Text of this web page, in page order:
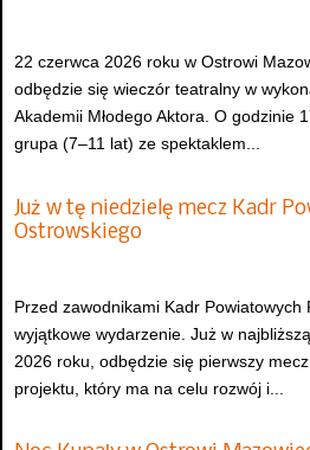
22 czerwca 2026 roku w Ostrowi
odbędzie się wieczór teatralny w
Akademii Młodego Aktora. O godzinie
grupa (7–11 lat) ze spektaklem...
Już w tę niedzielę mecz Kadr
Ostrowskiego
Przed zawodnikami Kadr Powiatowych
wyjątkowe wydarzenie. Już w
2026 roku, odbędzie się pierwszy
projektu, który ma na celu rozwój i...